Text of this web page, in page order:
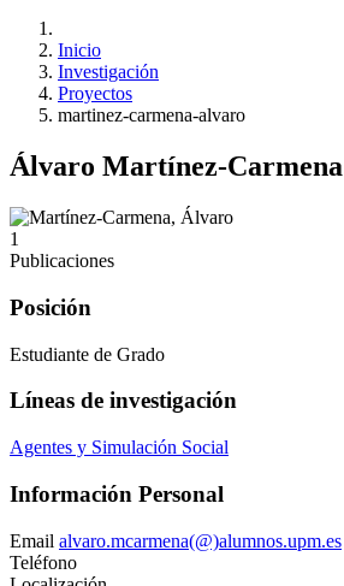
Inicio
Investigación
Proyectos
martinez-carmena-alvaro
Álvaro Martínez-Carmena
1
Publicaciones
Posición
Estudiante de Grado
Líneas de investigación
Agentes y Simulación Social
Información Personal
Email alvaro.mcarmena(@)alumnos.upm.es
Teléfono